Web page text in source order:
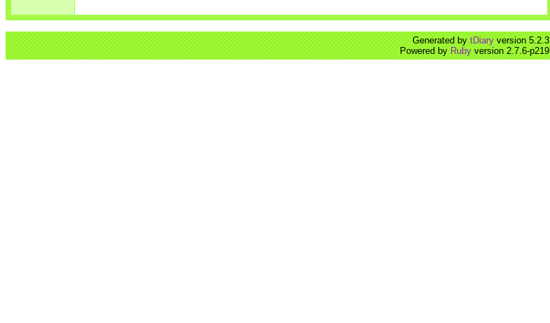
Generated bytDiaryversion 5.2.3
Powered byRubyversion 2.7.6-p219